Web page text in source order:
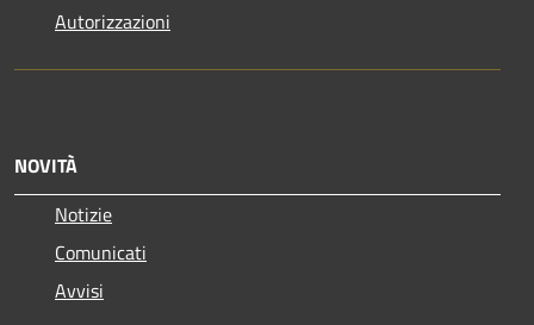
Autorizzazioni
NOVITÀ
Notizie
Comunicati
Avvisi